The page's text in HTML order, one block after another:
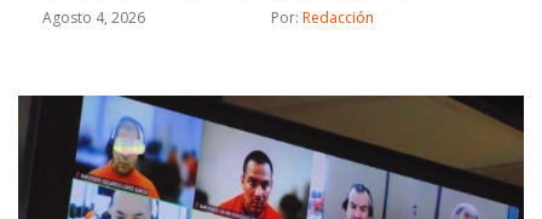
Agosto 4, 2026 Por: Redacción